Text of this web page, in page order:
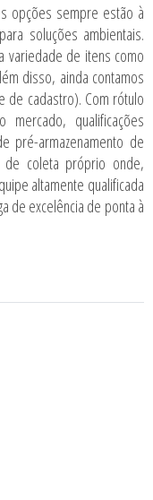
opções sempre estão à
soluções ambientais.
variedade de itens como
disso, ainda contamos
de cadastro). Com rótulo
qualificações
pré-armazenamento de
de coleta próprio onde,
altamente qualificada
de excelência de ponta à